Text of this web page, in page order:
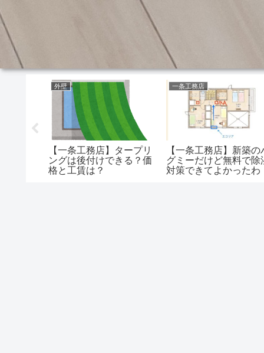
外壁
【一条工務店】タープリ
ングは後付けできる？価
格と工賃は？
一条工務店
【一条工務店】新築の
グミーだけど無料で除
対策できてよかったわ